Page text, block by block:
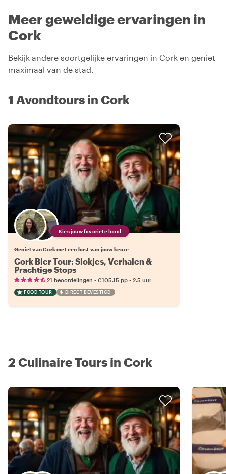
Meer geweldige ervaringen in
Cork
Bekijk andere soortgelijke ervaringen in Cork en geniet
maximaal van de stad.
1 Avondtours in Cork
Kies jouw favoriete local
Geniet van Cork met een host van jouw keuze
Cork Bier Tour: Slokjes, Verhalen &
Prachtige Stops
21 beoordelingen • €105.15 pp • 2.5 uur
FOOD TOUR DIRECT BEVESTIGD
2 Culinaire Tours in Cork